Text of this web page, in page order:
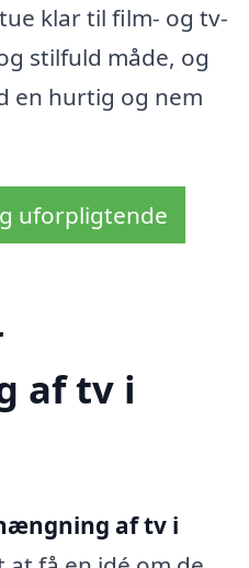
klar til film- og tv-
stilfuld måde, og
en hurtig og nem
uforpligtende
af tv i
af tv i